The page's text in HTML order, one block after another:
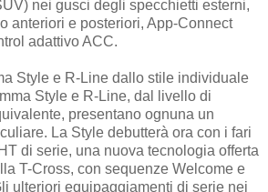
nei gusci degli specchietti esterni,
anteriori e posteriori, App-Connect
adattivo ACC.
Style e R-Line dallo stile individuale
Style e R-Line, dal livello di
presentano ognuna un
La Style debutterà ora con i fari
di serie, una nuova tecnologia offerta
T-Cross, con sequenze Welcome e
ulteriori equipaggiamenti di serie nei